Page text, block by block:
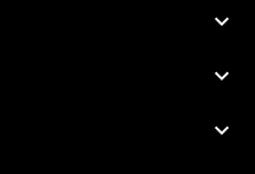


